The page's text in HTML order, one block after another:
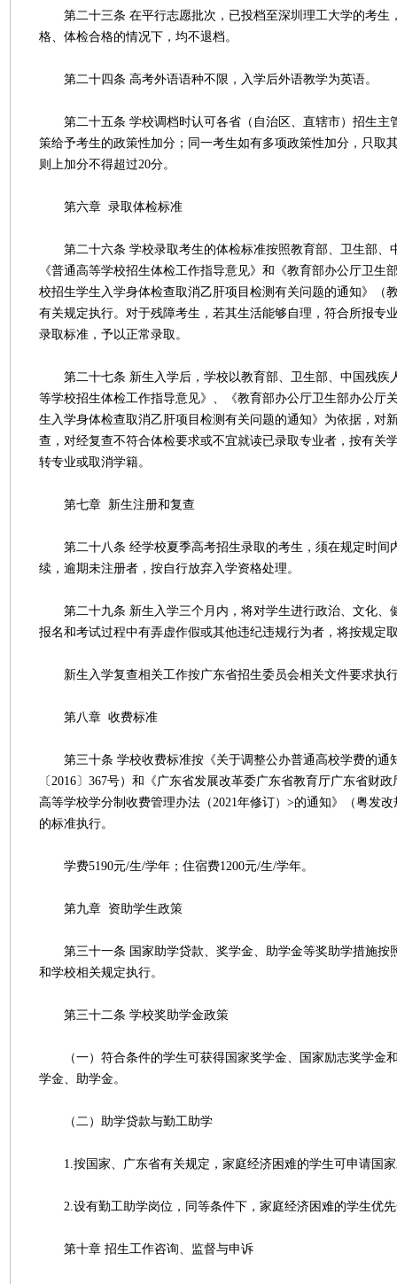
第二十三条 在平行志愿批次，已投档至深圳理工大学的考生
格、体检合格的情况下，均不退档。
第二十四条 高考外语语种不限，入学后外语教学为英语。
第二十五条 学校调档时认可各省（自治区、直辖市）招生主
策给予考生的政策性加分；同一考生如有多项政策性加分，只取
则上加分不得超过20分。
第六章 录取体检标准
第二十六条 学校录取考生的体检标准按照教育部、卫生部、
《普通高等学校招生体检工作指导意见》和《教育部办公厅卫生
校招生学生入学身体检查取消乙肝项目检测有关问题的通知》（
有关规定执行。对于残障考生，若其生活能够自理，符合所报专
录取标准，予以正常录取。
第二十七条 新生入学后，学校以教育部、卫生部、中国残疾
等学校招生体检工作指导意见》、《教育部办公厅卫生部办公厅
生入学身体检查取消乙肝项目检测有关问题的通知》为依据，对
查，对经复查不符合体检要求或不宜就读已录取专业者，按有关
转专业或取消学籍。
第七章 新生注册和复查
第二十八条 经学校夏季高考招生录取的考生，须在规定时间
续，逾期未注册者，按自行放弃入学资格处理。
第二十九条 新生入学三个月内，将对学生进行政治、文化、
报名和考试过程中有弄虚作假或其他违纪违规行为者，将按规定
新生入学复查相关工作按广东省招生委员会相关文件要求执
第八章 收费标准
第三十条 学校收费标准按《关于调整公办普通高校学费的通
〔2016〕367号）和《广东省发展改革委广东省教育厅广东省财
高等学校学分制收费管理办法（2021年修订）>的通知》（粤发改
的标准执行。
学费5190元/生/学年；住宿费1200元/生/学年。
第九章 资助学生政策
第三十一条 国家助学贷款、奖学金、助学金等奖助学措施按
和学校相关规定执行。
第三十二条 学校奖助学金政策
（一）符合条件的学生可获得国家奖学金、国家励志奖学金
学金、助学金。
（二）助学贷款与勤工助学
1.按国家、广东省有关规定，家庭经济困难的学生可申请国家
2.设有勤工助学岗位，同等条件下，家庭经济困难的学生优
第十章 招生工作咨询、监督与申诉